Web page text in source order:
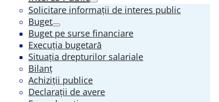
Solicitare informații de interes public
Buget
Buget pe surse financiare
Execuția bugetară
Situația drepturilor salariale
Bilanț
Achiziții publice
Declarații de avere